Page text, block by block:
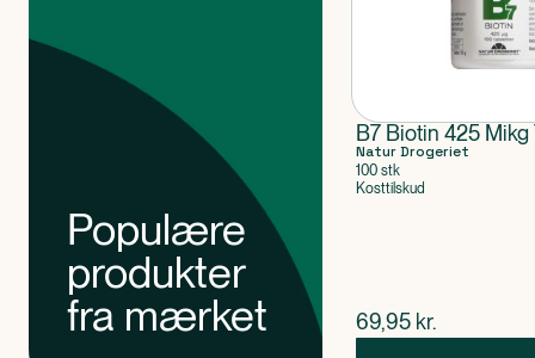
Populære
produkter
fra mærket
B7 Biotin 425
Natur Drogeriet
100 stk
Kosttilskud
$nuværende pris
69,95 kr.